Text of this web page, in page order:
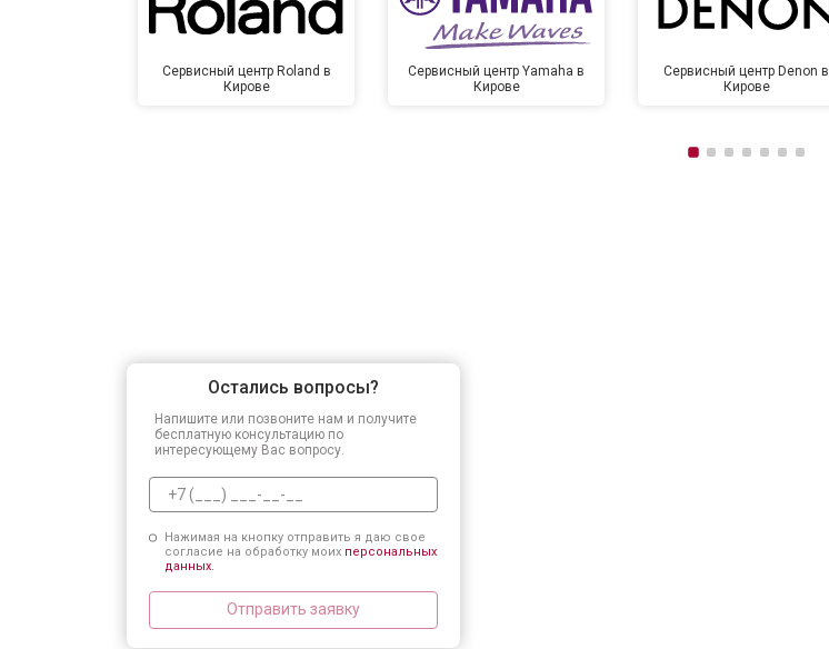
Сервисный центр Roland в
Кирове
Сервисный центр Yamaha в
Кирове
Сервисный центр Denon в
Кирове
Остались вопросы?
Напишите или позвоните нам и получите
бесплатную консультацию по
интересующему Вас вопросу.
Нажимая на кнопку отправить я даю свое
согласие на обработку моих персональных
данных.
Отправить заявку